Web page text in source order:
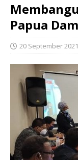
Papua
20 September 2021